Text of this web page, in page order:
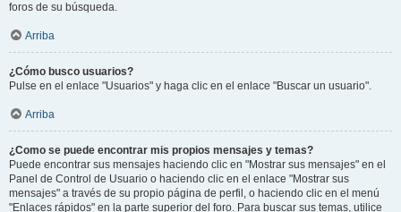
foros de su búsqueda.
Arriba
¿Cómo busco usuarios?
Pulse en el enlace "Usuarios" y haga clic en el enlace "Buscar un usuario".
Arriba
¿Como se puede encontrar mis propios mensajes y temas?
Puede encontrar sus mensajes haciendo clic en "Mostrar sus mensajes" en el
Panel de Control de Usuario o haciendo clic en el enlace "Mostrar sus
mensajes" a través de su propio página de perfil, o haciendo clic en el menú
"Enlaces rápidos" en la parte superior del foro. Para buscar sus temas, utilice